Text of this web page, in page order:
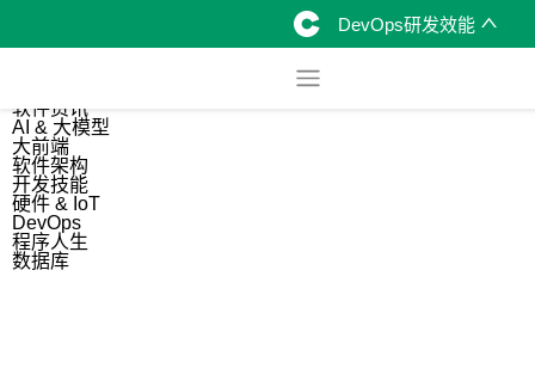
DevOps研发效能
软件资讯
AI & 大模型
大前端
软件架构
开发技能
硬件 & IoT
DevOps
程序人生
数据库